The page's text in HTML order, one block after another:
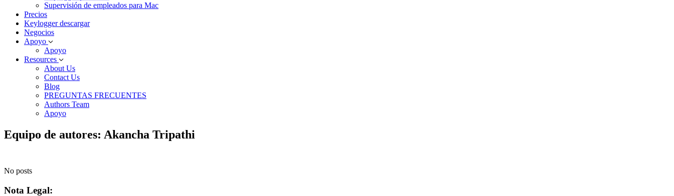
Supervisión de empleados para Mac
Precios
Keylogger descargar
Negocios
Apoyo
Apoyo
Resources
About Us
Contact Us
Blog
PREGUNTAS FRECUENTES
Authors Team
Apoyo
Equipo de autores: Akancha Tripathi
No posts
Nota Legal: